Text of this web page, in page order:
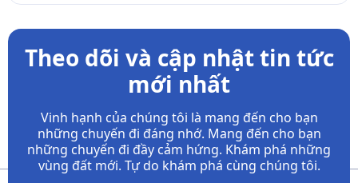
Theo dõi và cập nhật tin tức
mới nhất
Vinh hạnh của chúng tôi là mang đến cho bạn
những chuyến đi đáng nhớ. Mang đến cho bạn
những chuyến đi đầy cảm hứng. Khám phá những
vùng đất mới. Tự do khám phá cùng chúng tôi.